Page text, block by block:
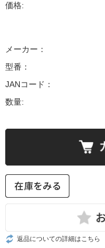
価格:
メーカー：
型番：
JANコード：
数量:
返品についての詳細はこちら